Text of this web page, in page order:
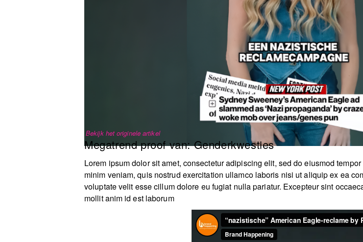
Bekijk het originele artikel
Megatrend proof van:Genderkwesties
Lorem ipsum dolor sit amet, consectetur adipiscing elit, sed do eiusmod
minim veniam, quis nostrud exercitation ullamco laboris nisi ut aliquip ex ea
voluptate velit esse cillum dolore eu fugiat nulla pariatur. Excepteur sint
mollit anim id est laborum